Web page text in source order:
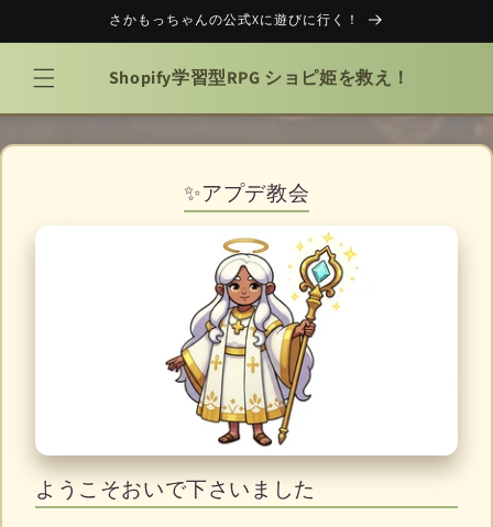
進む
さかもっちゃんの公式Xに遊びに行く！
Shopify学習型RPG ショピ姫を救え！
✨アプデ教会
ようこそおいで下さいました